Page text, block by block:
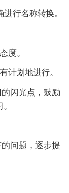
行名称转换。
度。
计划地进行。
闪光点，鼓励
问题，逐步提